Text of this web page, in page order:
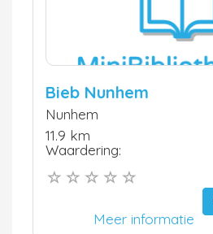
Bieb Nunhem
Nunhem
11.9 km
Waardering:
Meer informatie